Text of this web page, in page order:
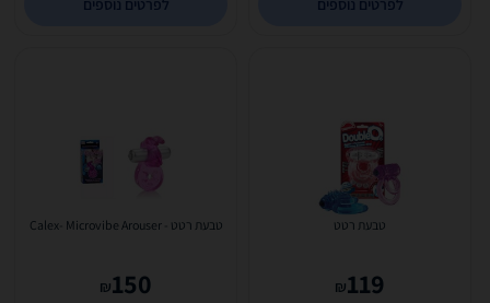
לפרטים נוספים לפרטים נוספים
טבעת רטט
119
₪
טבעת רטט - Calex- Microvibe Arouser
150
₪